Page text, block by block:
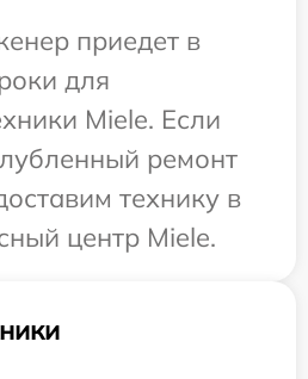
приедет в
для
Miele. Если
ремонт
технику в
центр Miele.